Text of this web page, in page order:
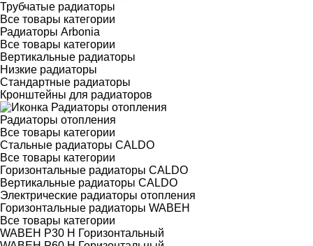
Трубчатые радиаторы
Все товары категории
Радиаторы Arbonia
Все товары категории
Вертикальные радиаторы
Низкие радиаторы
Стандартные радиаторы
Кронштейны для радиаторов
Радиаторы отопления
Все товары категории
Стальные радиаторы CALDO
Все товары категории
Горизонтальные радиаторы CALDO
Вертикальные радиаторы CALDO
Электрические радиаторы отопления
Горизонтальные радиаторы WABEH
Все товары категории
WABEH P30 H Горизонтальный